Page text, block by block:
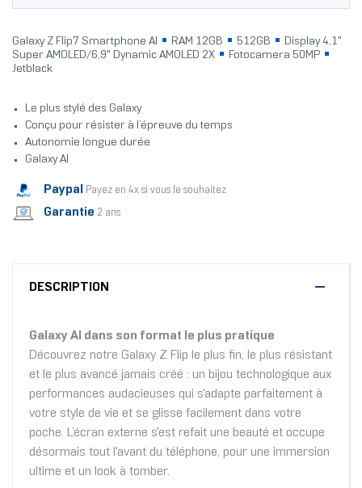
Galaxy Z Flip7 Smartphone AI RAM 12GB 512GB
Display 4,1"
Super AMOLED/6,9" Dynamic AMOLED 2X
Fotocamera 50MP
Jetblack
Le plus stylé des Galaxy
Conçu pour résister à l’épreuve du temps
Autonomie longue durée
Galaxy AI
Paypal Payez en 4x si vous le souhaitez
Garantie 2 ans
DESCRIPTION
Galaxy AI dans son format le plus pratique
Découvrez notre Galaxy Z Flip le plus fin, le plus résistant
et le plus avancé jamais créé : un bijou technologique aux
performances audacieuses qui s'adapte parfaitement à
votre style de vie et se glisse facilement dans votre
poche. L’écran externe s'est refait une beauté et occupe
désormais tout l'avant du téléphone, pour une immersion
ultime et un look à tomber.